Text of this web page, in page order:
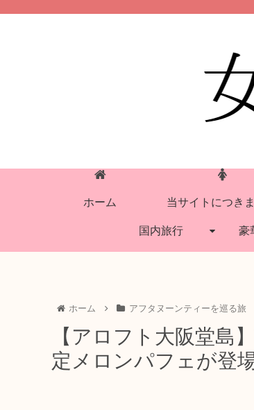
ホーム 当サイトにつき
国内旅行 豪
ホーム アフタヌーンティーを巡る旅
【アロフト大阪堂島
定メロンパフェが登